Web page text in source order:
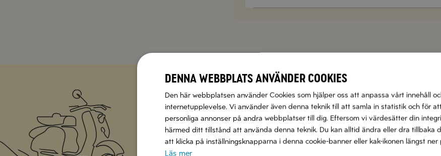
Zetas populära nyhetsbrev
Missa inte att vi har flera olika nyhetsbrev som förenklar vardagen och
smaker.
Denna webbplats använder cookies
Den här webbplatsen använder Cookies som hjälper oss att anpassa vårt innehåll
internetupplevelse. Vi använder även denna teknik till att samla in statistik och för
personliga annonser på andra webbplatser till dig. Eftersom vi värdesätter din
härmed ditt tillstånd att använda denna teknik. Du kan alltid ändra eller dra tillbaka
att klicka på inställningsknapparna i denna cookie-banner eller kak-ikonen längst ner
Läs mer